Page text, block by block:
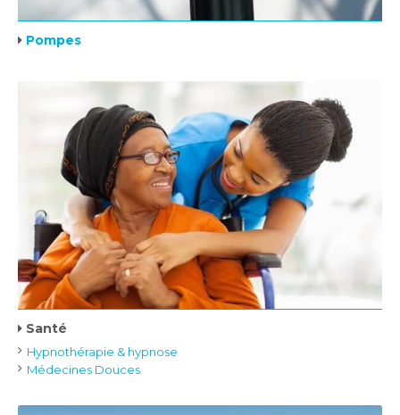
Pompes
Santé
Hypnothérapie & hypnose
Médecines Douces